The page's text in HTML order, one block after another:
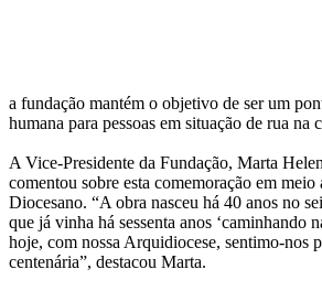
a fundação mantém o objetivo de ser um
humana para pessoas em situação de rua na
A Vice-Presidente da Fundação, Marta
comentou sobre esta comemoração em meio
Diocesano. “A obra nasceu há 40 anos no
que já vinha há sessenta anos ‘caminhando
hoje, com nossa Arquidiocese, sentimo-nos
centenária”, destacou Marta.